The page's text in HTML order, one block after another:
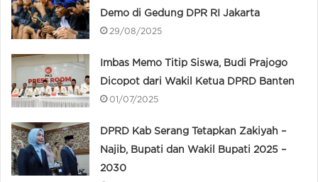
Demo di Gedung DPR RI Jakarta
29/08/2025
Imbas Memo Titip Siswa, Budi Prajogo
Dicopot dari Wakil Ketua DPRD Banten
01/07/2025
DPRD Kab Serang Tetapkan Zakiyah –
Najib, Bupati dan Wakil Bupati 2025 –
2030